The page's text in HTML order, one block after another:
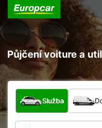
Půjčení voiture a
Jaký typ vozidla?
Služba